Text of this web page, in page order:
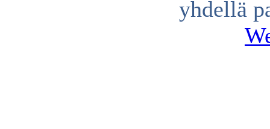
yhdellä